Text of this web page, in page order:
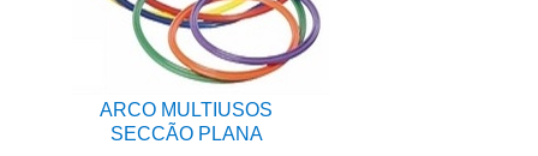
ARCO MULTIUSOS
SECCÃO PLANA